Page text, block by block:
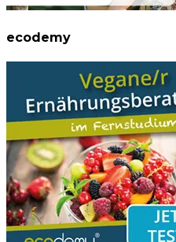
ecodemy